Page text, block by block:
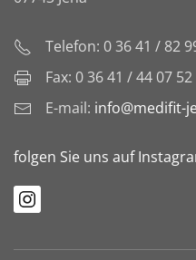
Telefon: 0 36 41 / 82
Fax: 0 36 41 / 44 07 52
E-mail: info@medifit-
folgen Sie uns auf